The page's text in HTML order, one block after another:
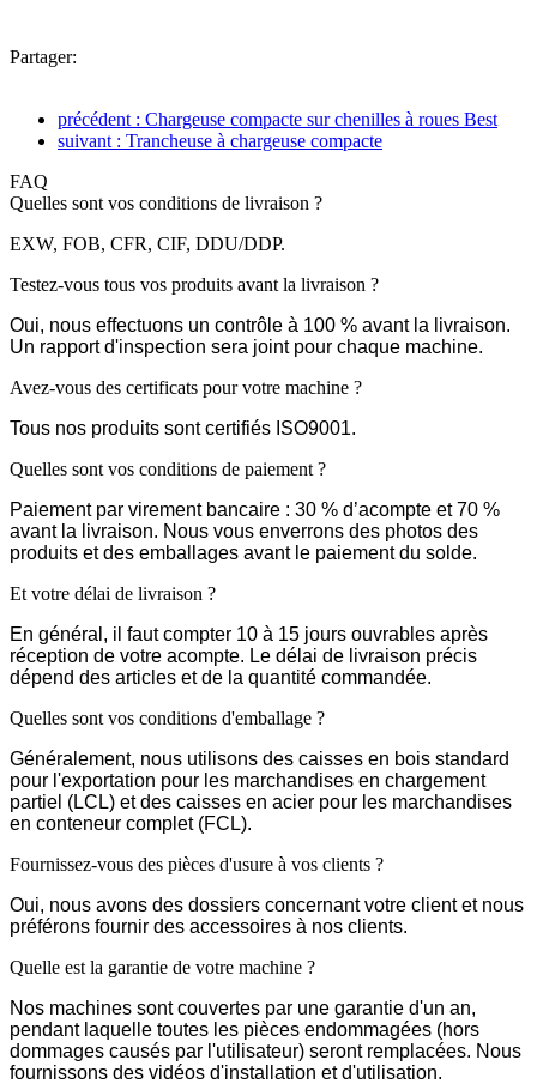
Partager:
précédent : Chargeuse compacte sur chenilles à roues Best
suivant : Trancheuse à chargeuse compacte
FAQ
Quelles sont vos conditions de livraison ?
EXW, FOB, CFR, CIF, DDU/DDP.
Testez-vous tous vos produits avant la livraison ?
Oui, nous effectuons un contrôle à 100 % avant la livraison.
Un rapport d'inspection sera joint pour chaque machine.
Avez-vous des certificats pour votre machine ?
Tous nos produits sont certifiés ISO9001.
Quelles sont vos conditions de paiement ?
Paiement par virement bancaire : 30 % d’acompte et 70 %
avant la livraison. Nous vous enverrons des photos des
produits et des emballages avant le paiement du solde.
Et votre délai de livraison ?
En général, il faut compter 10 à 15 jours ouvrables après
réception de votre acompte. Le délai de livraison précis
dépend des articles et de la quantité commandée.
Quelles sont vos conditions d'emballage ?
Généralement, nous utilisons des caisses en bois standard
pour l'exportation pour les marchandises en chargement
partiel (LCL) et des caisses en acier pour les marchandises
en conteneur complet (FCL).
Fournissez-vous des pièces d'usure à vos clients ?
Oui, nous avons des dossiers concernant votre client et nous
préférons fournir des accessoires à nos clients.
Quelle est la garantie de votre machine ?
Nos machines sont couvertes par une garantie d'un an,
pendant laquelle toutes les pièces endommagées (hors
dommages causés par l'utilisateur) seront remplacées. Nous
fournissons des vidéos d'installation et d'utilisation.